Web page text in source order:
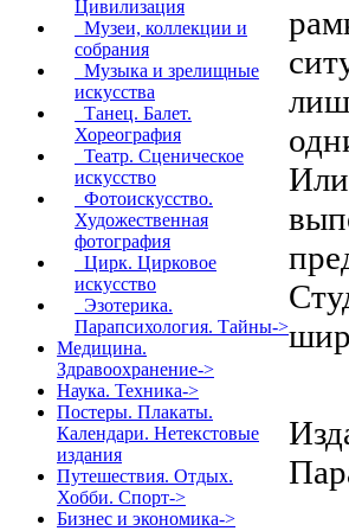
Цивилизация
Музеи, коллекции и
собрания
Музыка и зрелищные
искусства
Танец. Балет.
Хореография
Театр. Сценическое
искусство
Фотоискусство.
Художественная
фотография
Цирк. Цирковое
искусство
Эзотерика.
Парапсихология. Тайны->
Медицина.
Здравоохранение->
Наука. Техника->
Постеры. Плакаты.
Календари. Нетекстовые
издания
Путешествия. Отдых.
Хобби. Спорт->
Бизнес и экономика->
Или